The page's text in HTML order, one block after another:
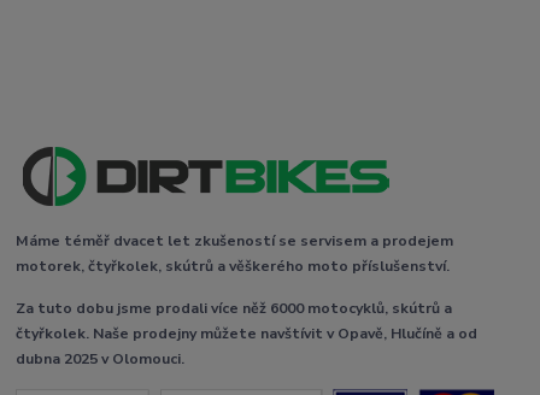
Máme téměř dvacet let zkušeností se servisem a prodejem
motorek, čtyřkolek, skútrů a věškerého moto příslušenství.
Za tuto dobu jsme prodali více něž 6000 motocyklů, skútrů a
čtyřkolek. Naše prodejny můžete navštívit v Opavě, Hlučíně a od
dubna 2025 v Olomouci.